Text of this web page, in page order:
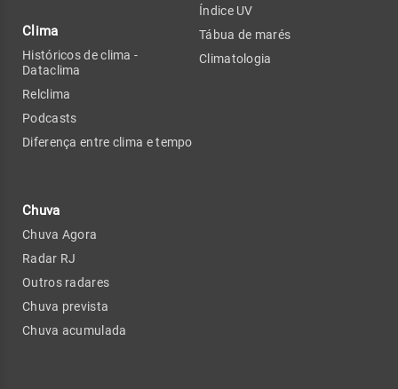
Clima
Históricos de clima -
Dataclima
Relclima
Podcasts
Diferença entre clima e tempo
Chuva
Chuva Agora
Radar RJ
Outros radares
Chuva prevista
Chuva acumulada
Índice UV
Tábua de marés
Climatologia